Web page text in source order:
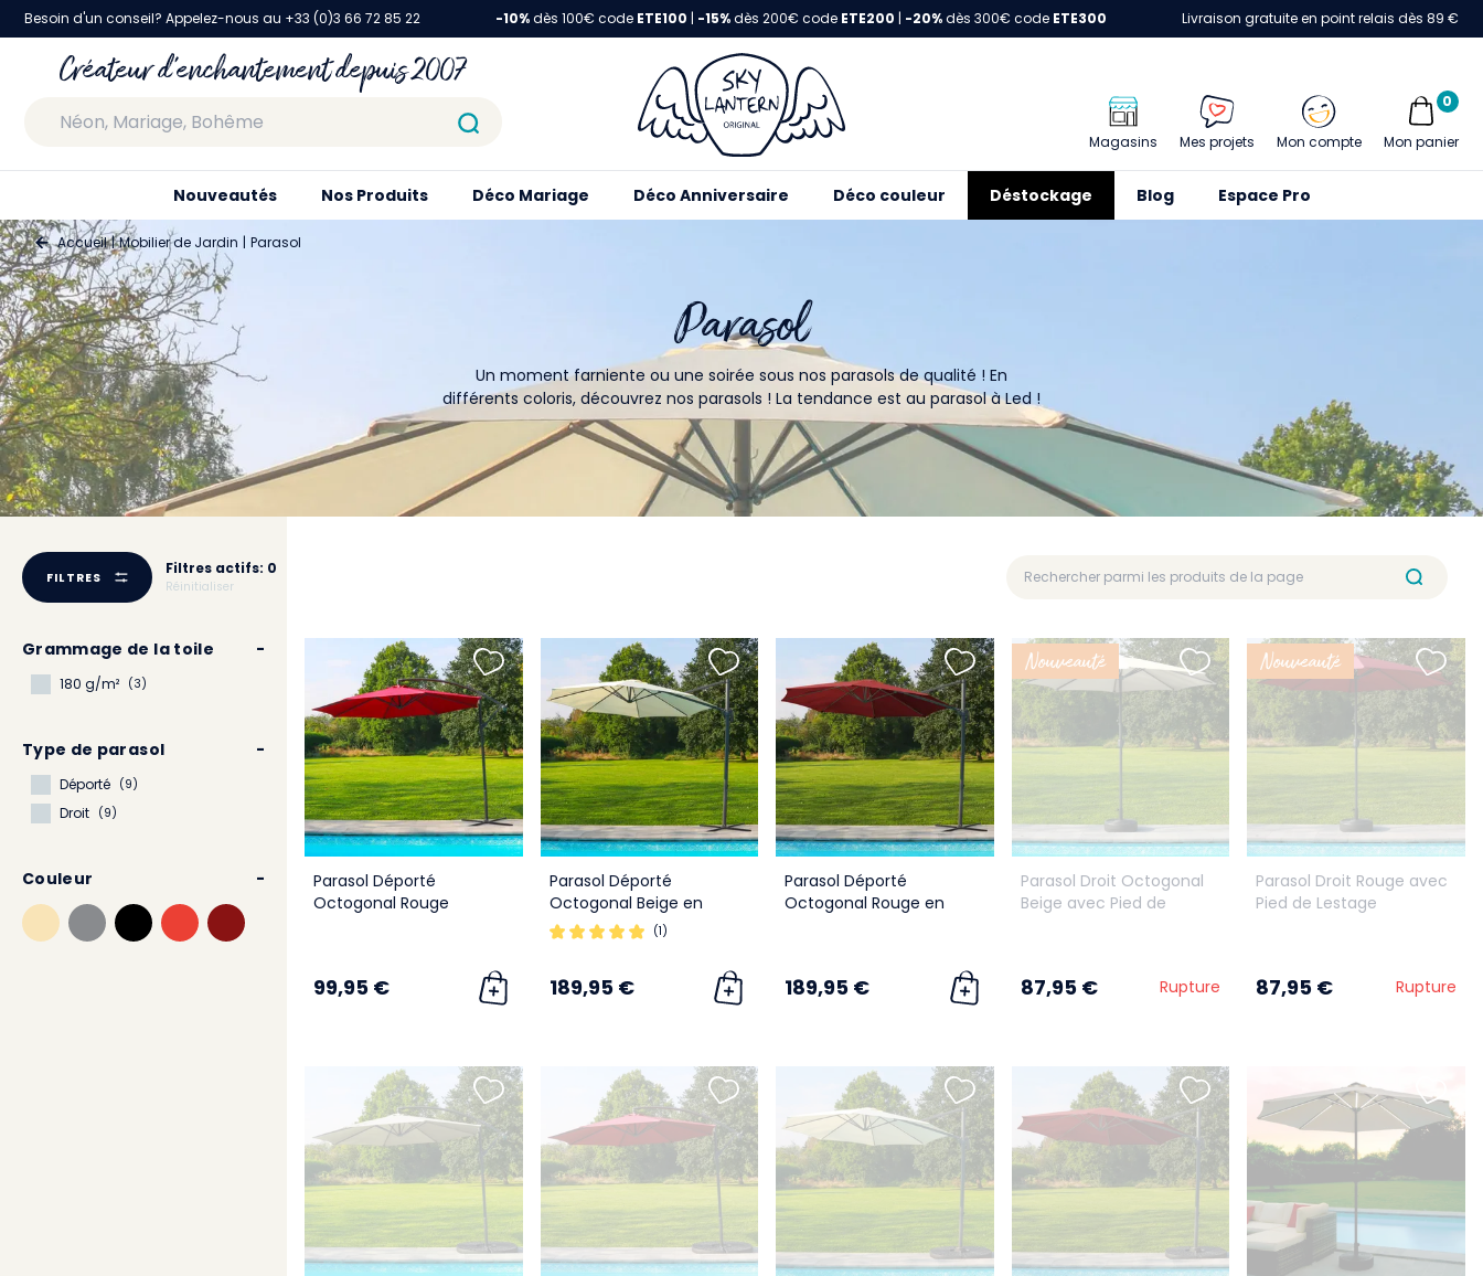
Besoin d'un conseil? Appelez-nous au +33 (0)3 66 72 85 22 -10%dès 100€ code ETE100 | -15%dès 200€ code ETE200 | -20%dès 300€ code ETE300 Livraison gratuite en point relais dès 89 €
Créateur d'enchantement depuis 2007
Magasins Mes projets Mon compte Mon panier
0
Nouveautés Nos Produits Déco Mariage Déco Anniversaire Déco couleur Déstockage Blog Espace Pro
Accueil Mobilier de Jardin Parasol
Parasol
Un moment farniente ou une soirée sous nos parasols de qualité ! En
différents coloris, découvrez nos parasols ! La tendance est au parasol à Led !
FILTRES
Filtres actifs: 0
Réinitialiser
Grammage de la toile -
180 g/m² (3)
Type de parasol -
Déporté (9)
Droit (9)
Couleur -
Parasol Déporté
Octogonal Rouge
99,95 €
Parasol Déporté
Octogonal Beige en
Aluminium
(1)
189,95 €
Parasol Déporté
Octogonal Rouge en
189,95 €
Parasol Droit Octogonal
Beige avec Pied de
87,95 € Rupture
Nouveauté
Parasol Droit Rouge avec
Pied de Lestage
87,95 € Rupture
Nouveauté